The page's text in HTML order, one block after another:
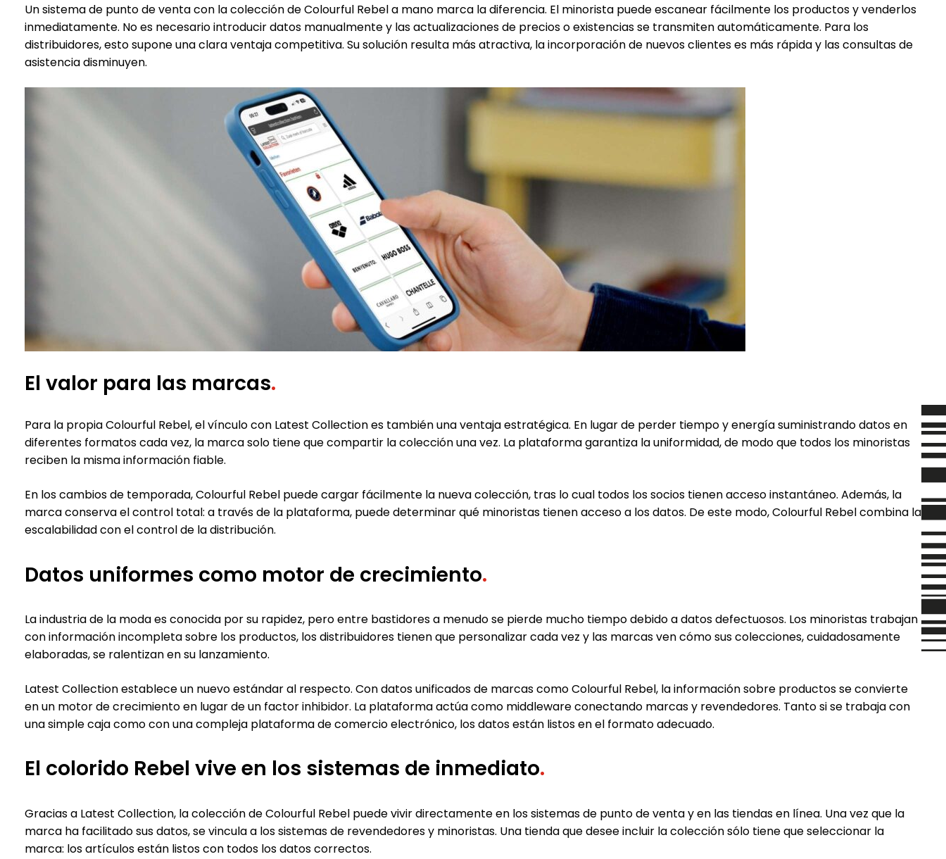
Un sistema de punto de venta con la colección de Colourful Rebel a mano marca la diferencia. El minorista puede escanear fácilmente los productos y venderlos
inmediatamente. No es necesario introducir datos manualmente y las actualizaciones de precios o existencias se transmiten automáticamente. Para los
distribuidores, esto supone una clara ventaja competitiva. Su solución resulta más atractiva, la incorporación de nuevos clientes es más rápida y las consultas de
asistencia disminuyen.
El valor para las marcas.
Para la propia Colourful Rebel, el vínculo con Latest Collection es también una ventaja estratégica. En lugar de perder tiempo y energía suministrando datos en
diferentes formatos cada vez, la marca solo tiene que compartir la colección una vez. La plataforma garantiza la uniformidad, de modo que todos los minoristas
reciben la misma información fiable.
En los cambios de temporada, Colourful Rebel puede cargar fácilmente la nueva colección, tras lo cual todos los socios tienen acceso instantáneo. Además, la
marca conserva el control total: a través de la plataforma, puede determinar qué minoristas tienen acceso a los datos. De este modo, Colourful Rebel combina la
escalabilidad con el control de la distribución.
Datos uniformes como motor de crecimiento.
La industria de la moda es conocida por su rapidez, pero entre bastidores a menudo se pierde mucho tiempo debido a datos defectuosos. Los minoristas trabajan
con información incompleta sobre los productos, los distribuidores tienen que personalizar cada vez y las marcas ven cómo sus colecciones, cuidadosamente
elaboradas, se ralentizan en su lanzamiento.
Latest Collection establece un nuevo estándar al respecto. Con datos unificados de marcas como Colourful Rebel, la información sobre productos se convierte
en un motor de crecimiento en lugar de un factor inhibidor. La plataforma actúa como middleware conectando marcas y revendedores. Tanto si se trabaja con
una simple caja como con una compleja plataforma de comercio electrónico, los datos están listos en el formato adecuado.
El colorido Rebel vive en los sistemas de inmediato.
Gracias a Latest Collection, la colección de Colourful Rebel puede vivir directamente en los sistemas de punto de venta y en las tiendas en línea. Una vez que la
marca ha facilitado sus datos, se vincula a los sistemas de revendedores y minoristas. Una tienda que desee incluir la colección sólo tiene que seleccionar la
marca: los artículos están listos con todos los datos correctos.